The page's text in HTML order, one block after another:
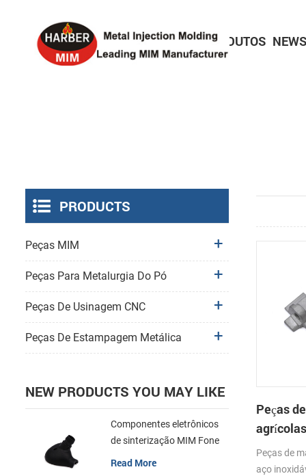
HOME SOBRE PRODUTOS
Peças
do pó
Peças de
aço
PRODUCTS
Peças MIM
Peças Para Metalurgia Do Pó
Peças De Usinagem CNC
Peças De Estampagem Metálica
NEW PRODUCTS YOU MAY LIKE
Componentes eletrônicos
de sinterização MIM Fone
de ouvido Shell Metal Parts
Read More